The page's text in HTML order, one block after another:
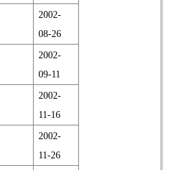
2002-
08-26
2002-
09-11
2002-
11-16
2002-
11-26